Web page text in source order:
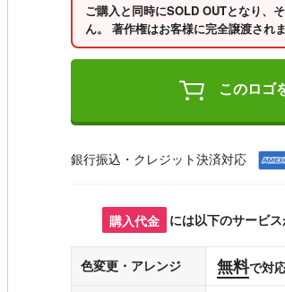
ご購入と同時にSOLD OUTとなり、
ん。 著作権はお客様に完全譲渡されま
このロゴ
銀行振込・クレジット決済対応
購入代金 には以下のサービ
色変更・アレンジ 無料で対